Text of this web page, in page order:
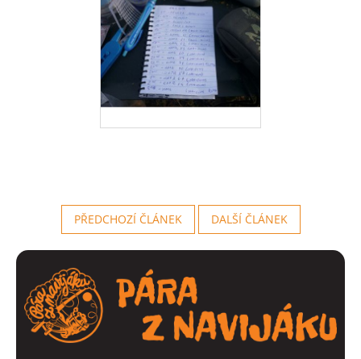
PŘEDCHOZÍ ČLÁNEK DALŠÍ ČLÁNEK